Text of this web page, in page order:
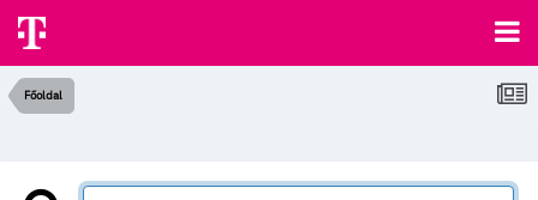
Főoldal